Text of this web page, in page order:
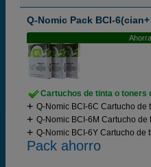
Q-Nomic Pack BCI-
Cartuchos de tinta o toners
Q-Nomic BCI-6C Cartucho de
Q-Nomic BCI-6M Cartucho de
Q-Nomic BCI-6Y Cartucho de
Pack ahorro